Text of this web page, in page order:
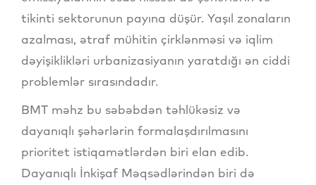
tikinti sektorunun payına düşür. Yaşıl zonaların
azalması, ətraf mühitin çirklənməsi və iqlim
dəyişiklikləri urbanizasiyanın yaratdığı ən ciddi
problemlər sırasındadır.
BMT məhz bu səbəbdən təhlükəsiz və
dayanıqlı şəhərlərin formalaşdırılmasını
prioritet istiqamətlərdən biri elan edib.
Dayanıqlı İnkişaf Məqsədlərindən biri də